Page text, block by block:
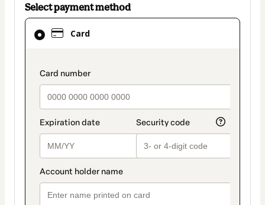
Select payment method
Card
payment_data.section_title_v2
Card
selected
method